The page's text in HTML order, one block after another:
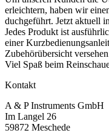
erleichtern, haben wir
duchgeführt. Jetzt aktuell
Jedes Produkt ist
einer
Zubehörübersicht
Viel Spaß beim
Kontakt
A & P Instruments GmbH
Im Langel 26
59872 Meschede